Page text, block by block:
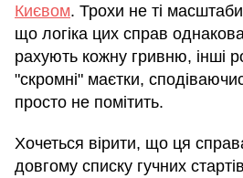
Києвом. Трохи не ті
що логіка цих справ
рахують кожну гривню, інші
"скромні" маєтки,
просто не помітить.
Хочеться вірити, що ця
довгому списку гучних